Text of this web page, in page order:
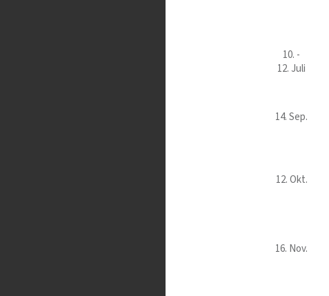
10. -
12. Juli
14. Sep.
12. Okt.
16. Nov.